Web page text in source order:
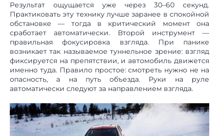
Результат ощущается уже через 30–60 секунд.
Практиковать эту технику лучше заранее в спокойной
обстановке — тогда в критический момент она
сработает автоматически. Второй инструмент —
правильная фокусировка взгляда. При панике
возникает так называемое туннельное зрение: взгляд
фиксируется на препятствии, и автомобиль движется
именно туда. Правило простое: смотреть нужно не на
опасность, а на путь объезда. Руки на руле
автоматически следуют за направлением взгляда.